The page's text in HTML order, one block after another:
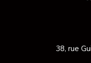
38, rue